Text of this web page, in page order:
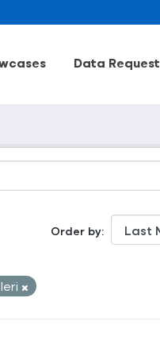
Data Request
Order by